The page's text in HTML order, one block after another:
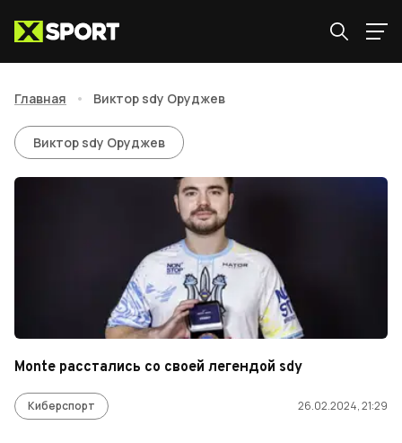
Главная • Виктор sdy Оруджев
Виктор sdy Оруджев
Виктор sdy Оруджев
Monte расстались со своей легендой sdy
Киберспорт 26.02.2024, 21:29